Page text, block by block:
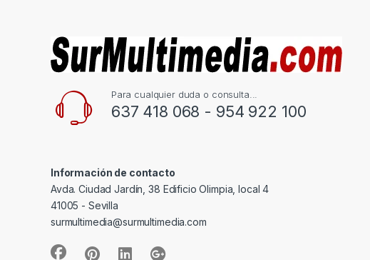
Para cualquier duda o consulta...
637 418 068 - 954 922 100
Información de contacto
Avda. Ciudad Jardín, 38 Edificio Olimpia, local 4
41005 - Sevilla
surmultimedia@surmultimedia.com